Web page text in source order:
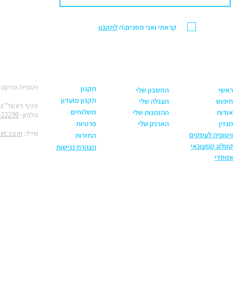
קראתי ואני מסכים\הלתקנון
ויטופיה
סניף ראשל"צ: הנחשול
טלפון:
מייל:
תקנון
תקנון מועדון
משלוחים
פרטיות
החזרות
הצהרת נגישות
החשבון שלי
העגלה שלי
ההזמנות שלי
הארנק שלי
ראשי
חיפוש
אודות
מגזין
ויטופיה לעסקים
קטלוג קמעונאי
ומוסדי